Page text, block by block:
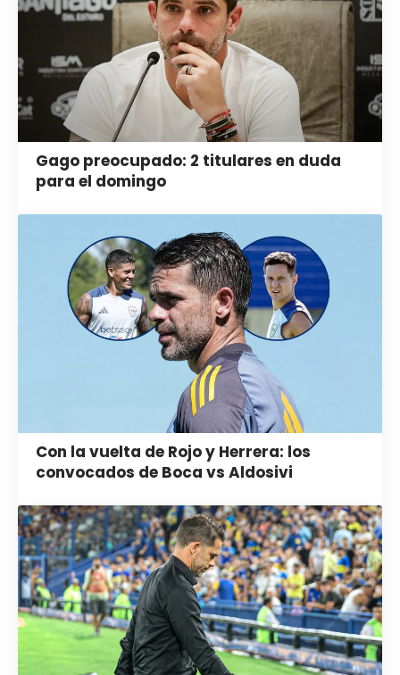
Gago preocupado: 2 titulares en duda
para el domingo
Con la vuelta de Rojo y Herrera: los
convocados de Boca vs Aldosivi